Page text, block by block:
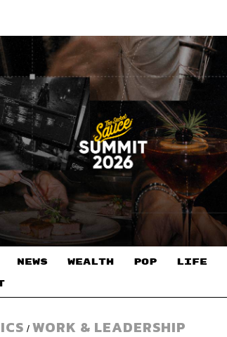
NEWS WEALTH POP LIFE
/ WORK & LEADERSHIP